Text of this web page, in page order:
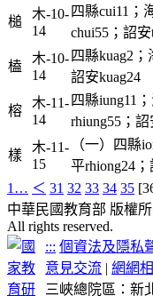
槌
木-10-
14
四縣cui11；
chui55；詔
榼
木-10-
14
四縣kuag2；
詔安kuag24
榕
木-11-
14
四縣iung11
rhiung55；詔
樣
木-11-
15
（一）四縣
平rhiong24
1… ＜ 31 32 33 34 35
中華民國教育部 版權
All rights reserved.
::: 個資法及隱私
意見交流 |網網
三峽總院區：新